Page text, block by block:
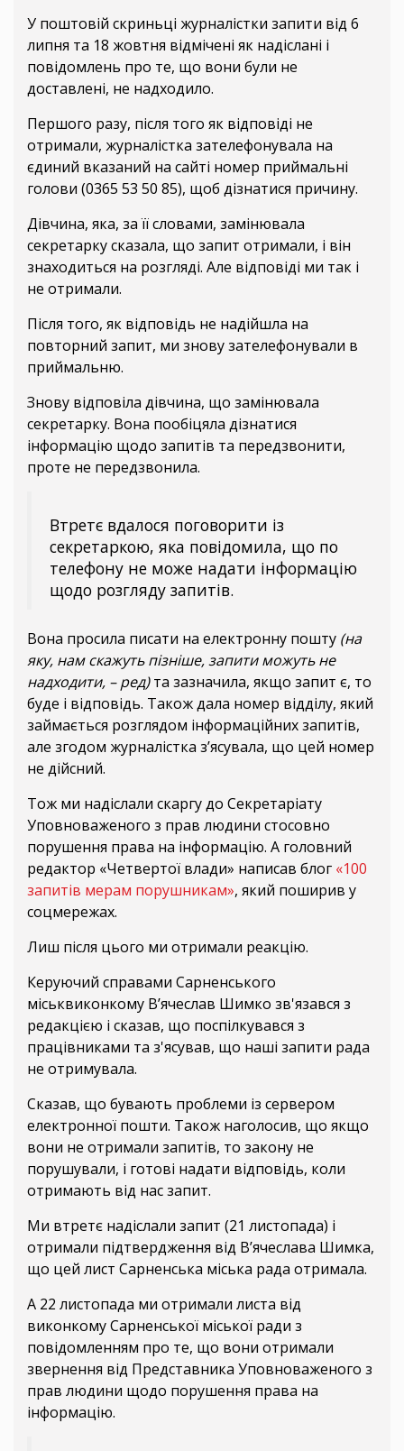
У поштовій скриньці журналістки запити від 6
липня та 18 жовтня відмічені як надіслані і
повідомлень про те, що вони були не
доставлені, не надходило.
Першого разу, після того як відповіді не
отримали, журналістка зателефонувала на
єдиний вказаний на сайті номер приймальні
голови (0365 53 50 85), щоб дізнатися причину.
Дівчина, яка, за її словами, замінювала
секретарку сказала, що запит отримали, і він
знаходиться на розгляді. Але відповіді ми так і
не отримали.
Після того, як відповідь не надійшла на
повторний запит, ми знову зателефонували в
приймальню.
Знову відповіла дівчина, що замінювала
секретарку. Вона пообіцяла дізнатися
інформацію щодо запитів та передзвонити,
проте не передзвонила.
Втретє вдалося поговорити із
секретаркою, яка повідомила, що по
телефону не може надати інформацію
щодо розгляду запитів.
Вона просила писати на електронну пошту (на
яку, нам скажуть пізніше, запити можуть не
надходити, – ред)та зазначила, якщо запит є, то
буде і відповідь. Також дала номер відділу, який
займається розглядом інформаційних запитів,
але згодом журналістка з’ясувала, що цей номер
не дійсний.
Тож ми надіслали скаргу до Секретаріату
Уповноваженого з прав людини стосовно
порушення права на інформацію. А головний
редактор «Четвертої влади» написав блог «100
запитів мерам порушникам», який поширив у
соцмережах.
Лиш після цього ми отримали реакцію.
Керуючий справами Сарненського
міськвиконкому В’ячеслав Шимко зв'язався з
редакцією і сказав, що поспілкувався з
працівниками та з'ясував, що наші запити рада
не отримувала.
Сказав, що бувають проблеми із сервером
електронної пошти. Також наголосив, що якщо
вони не отримали запитів, то закону не
порушували, і готові надати відповідь, коли
отримають від нас запит.
Ми втретє надіслали запит (21 листопада) і
отримали підтвердження від В’ячеслава Шимка,
що цей лист Сарненська міська рада отримала.
А 22 листопада ми отримали листа від
виконкому Сарненської міської ради з
повідомленням про те, що вони отримали
звернення від Представника Уповноваженого з
прав людини щодо порушення права на
інформацію.